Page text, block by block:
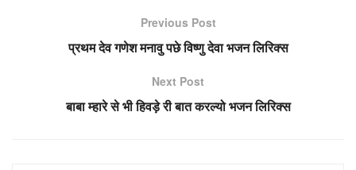
Previous Post
प्रथम देव गणेश मनावु पछे विष्णु देवा भजन लिरिक्स
Next Post
बाबा म्हारे से भी हिवड़े री बात करल्यो भजन लिरिक्स